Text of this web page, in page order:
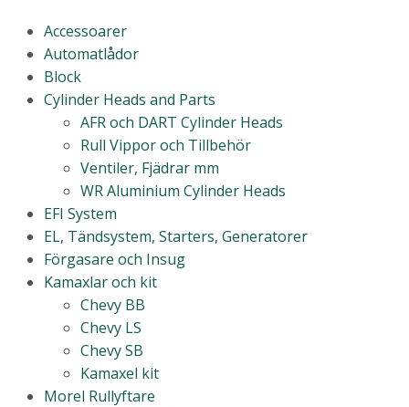
Accessoarer
Automatlådor
Block
Cylinder Heads and Parts
AFR och DART Cylinder Heads
Rull Vippor och Tillbehör
Ventiler, Fjädrar mm
WR Aluminium Cylinder Heads
EFI System
EL, Tändsystem, Starters, Generatorer
Förgasare och Insug
Kamaxlar och kit
Chevy BB
Chevy LS
Chevy SB
Kamaxel kit
Morel Rullyftare